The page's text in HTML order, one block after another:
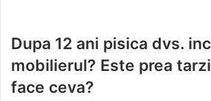
Dupa 12 ani pisica dvs.
mobilierul? Este prea
face ceva?